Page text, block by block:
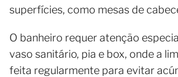
superfícies, como mesas de
O banheiro requer atenção
vaso sanitário, pia e box, onde a
feita regularmente para evitar